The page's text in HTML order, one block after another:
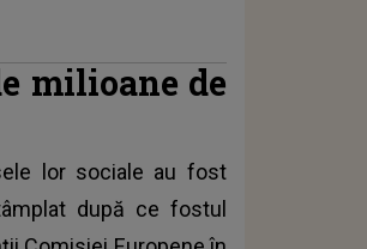
milioane de
lor sociale au fost
după ce fostul